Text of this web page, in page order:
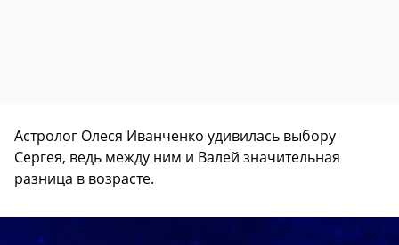
Астролог Олеся Иванченко удивилась выбору
Сергея, ведь между ним и Валей значительная
разница в возрасте.